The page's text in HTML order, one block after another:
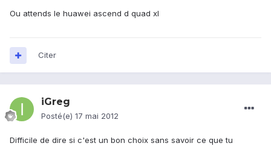
Ou attends le huawei ascend d quad xl
Citer
iGreg
Posté(e) 17 mai 2012
Difficile de dire si c'est un bon choix sans savoir ce que tu